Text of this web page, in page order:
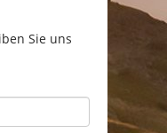
Sie uns